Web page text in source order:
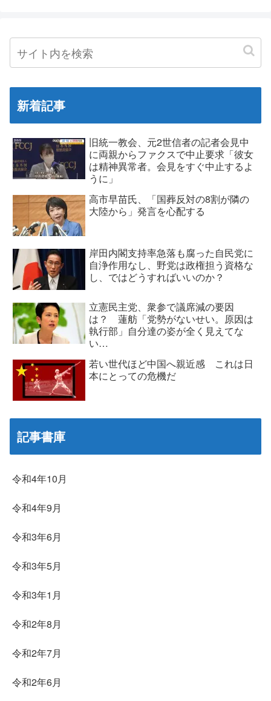
新着記事
旧統一教会、元2世信者の記者会見中
に両親からファクスで中止要求「彼女
は精神異常者。会見をすぐ中止するよ
うに」
高市早苗氏、「国葬反対の8割が隣の
大陸から」発言を心配する
岸田内閣支持率急落も腐った自民党に
自浄作用なし、野党は政権担う資格な
し、ではどうすればいいのか？
立憲民主党、衆参で議席減の要因
は？ 蓮舫「党勢がないせい。原因は
執行部」自分達の姿が全く見えてな
い…
若い世代ほど中国へ親近感 これは日
本にとっての危機だ
記事書庫
令和4年10月
令和4年9月
令和3年6月
令和3年5月
令和3年1月
令和2年8月
令和2年7月
令和2年6月